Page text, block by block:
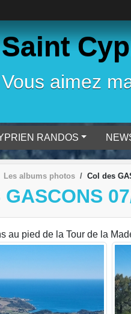
Saint
Vous aimez
RANDOS
Les albums photos Col des
GASCONS
au pied de la Tour de la